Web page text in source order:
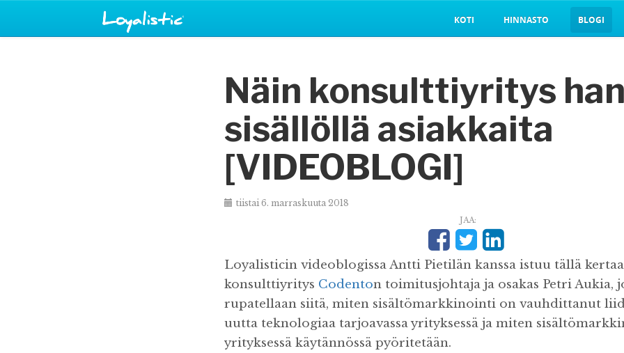
KOTI HINNASTO BLOGI
Näin konsulttiyritys
sisällöllä asiakkaita
[VIDEOBLOGI]
tiistai 6. marraskuuta 2018
JAA:
Loyalisticin videoblogissa Antti Pietilän kanssa istuu tällä kertaa
konsulttiyritys Codenton toimitusjohtaja ja osakas Petri Aukia,
rupatellaan siitä, miten sisältömarkkinointi on vauhdittanut
uutta teknologiaa tarjoavassa yrityksessä ja miten
yrityksessä käytännössä pyöritetään.